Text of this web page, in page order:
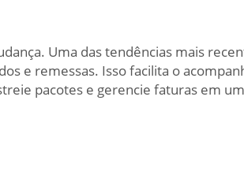
Uma das tendências mais
e remessas. Isso facilita o
pacotes e gerencie faturas em